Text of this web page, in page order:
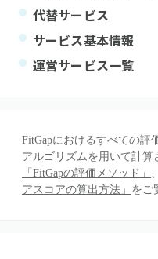
代替サービス
サービス基本情報
運営サービス一覧
FitGapにおけるすべての評
アルゴリズムを用いて計
「FitGapの評価メソッド」
アスコアの算出方法」 をご